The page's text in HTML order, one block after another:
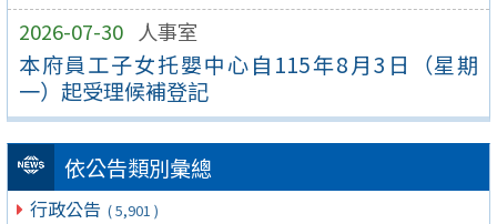
2026-07-30 人事室
本府員工子女托嬰中心自115年8月3日（星期
一）起受理候補登記
依公告類別彙總
行政公告 ( 5,901 )